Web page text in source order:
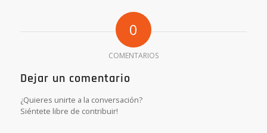
0
COMENTARIOS
Dejar un comentario
¿Quieres unirte a la conversación?
Siéntete libre de contribuir!